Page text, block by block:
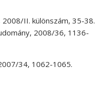
II. különszám, 35-38.
2008/36, 1136-
34, 1062-1065.